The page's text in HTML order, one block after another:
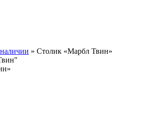
» Столик «Марбл Твин»